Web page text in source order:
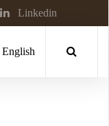
Linkedin
English